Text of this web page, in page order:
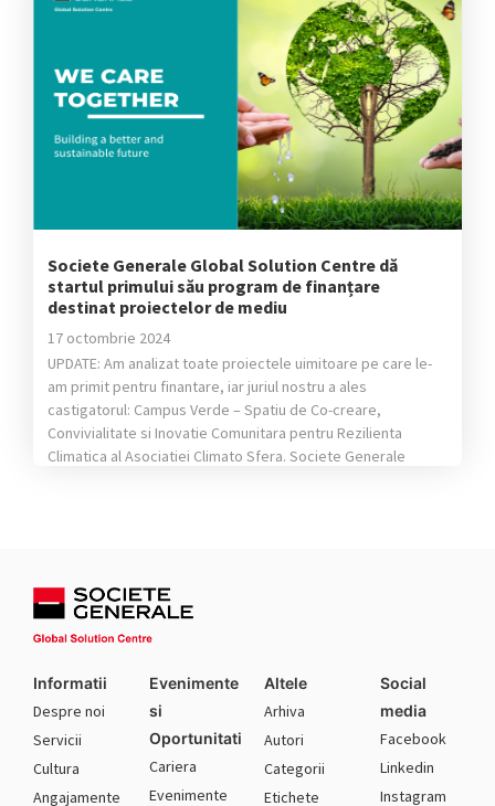
nevăzători” al Fundației „Cartea Călătoare” Pentru mediu:
Societe Generale Global Solution Centre dă
startul primului său program de finanțare
destinat proiectelor de mediu
17 octombrie 2024
UPDATE: Am analizat toate proiectele uimitoare pe care le-
am primit pentru finantare, iar juriul nostru a ales
castigatorul: Campus Verde – Spatiu de Co-creare,
Convivialitate si Inovatie Comunitara pentru Rezilienta
Climatica al Asociatiei Climato Sfera. Societe Generale
Informatii
Despre noi
Servicii
Cultura
Angajamente
Evenimente
si
Oportunitati
Cariera
Evenimente
Altele
Arhiva
Autori
Categorii
Etichete
Social
media
Facebook
Linkedin
Instagram